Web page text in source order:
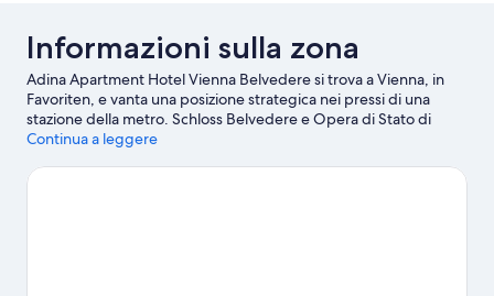
Informazioni sulla zona
Adina Apartment Hotel Vienna Belvedere si trova a Vienna, in
Favoriten, e vanta una posizione strategica nei pressi di una
stazione della metro. Schloss Belvedere e Opera di Stato di
Vienna sono due delle principali attrazioni della zona. Per chi
sono due tappe assolutamente da non perdere. Sei in cerca di
Continua a leggere